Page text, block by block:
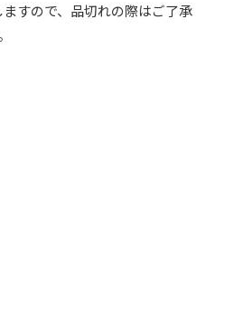
すので、品切れの際はご了承